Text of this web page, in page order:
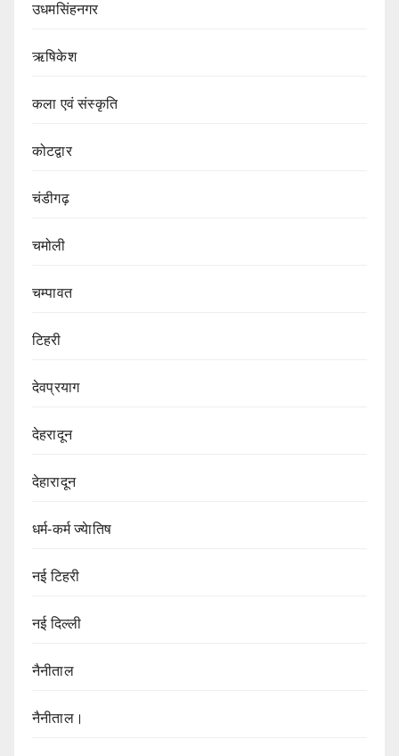
उधमसिंहनगर
ऋषिकेश
कला एवं संस्कृति
कोटद्वार
चंडीगढ़
चमोली
चम्पावत
टिहरी
देवप्रयाग
देहरादून
देहारादून
धर्म-कर्म ज्येातिष
नई टिहरी
नई दिल्ली
नैनीताल
नैनीताल।